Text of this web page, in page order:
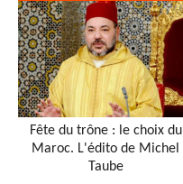
Fête du trône : le choix du
Maroc. L'édito de Michel
Taube